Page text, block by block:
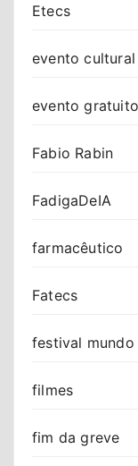
Etecs
evento cultural
evento gratuito
Fabio Rabin
FadigaDeIA
farmacêutico
Fatecs
festival mundo
filmes
fim da greve